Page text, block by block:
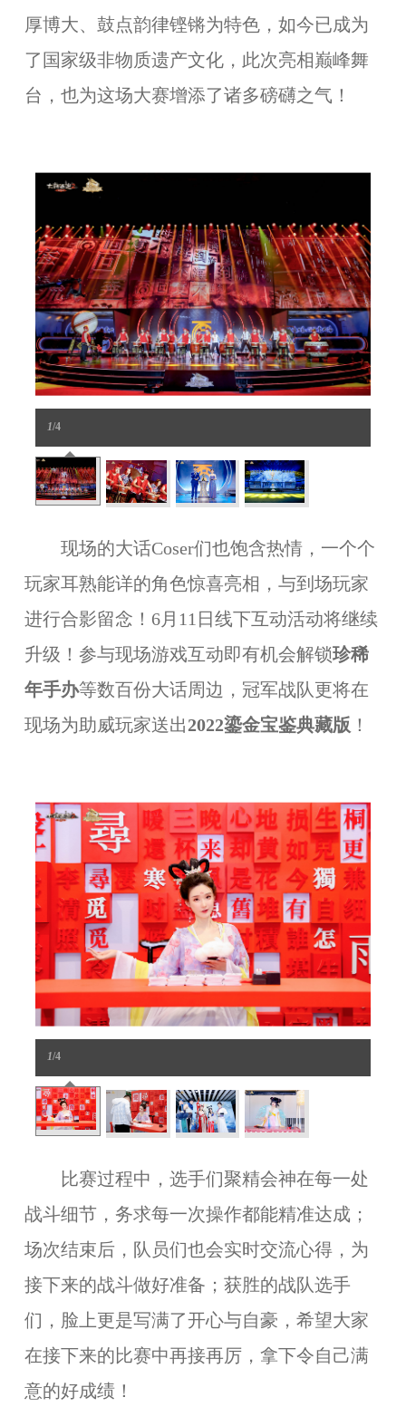
厚博大、鼓点韵律铿锵为特色，如今已成为
了国家级非物质遗产文化，此次亮相巅峰舞
台，也为这场大赛增添了诸多磅礴之气！
1/4
现场的大话Coser们也饱含热情，一个个
玩家耳熟能详的角色惊喜亮相，与到场玩家
进行合影留念！ 6月11日线下互动活动将继续
升级！参与现场游戏互动即有机会解锁珍稀
年手办等数百份大话周边，冠军战队更将在
现场为助威玩家送出2022鎏金宝鉴典藏版 ！
1/4
比赛过程中，选手们聚精会神在每一处
战斗细节，务求每一次操作都能精准达成；
场次结束后，队员们也会实时交流心得，为
接下来的战斗做好准备；获胜的战队选手
们，脸上更是写满了开心与自豪，希望大家
在接下来的比赛中再接再厉，拿下令自己满
意的好成绩！